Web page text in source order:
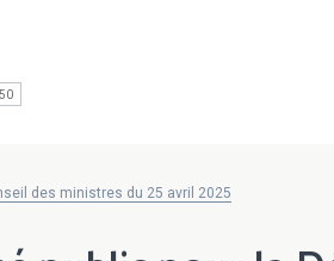
des ministres du 25 avril 2025